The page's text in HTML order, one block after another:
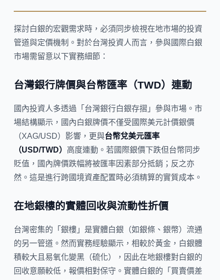
探討白銀的宏觀需求時，必須同步檢視在地市場的投資
管道與定價機制。對於台灣投資人而言，參與國際白銀
市場需留意以下實務細節：
台灣銀行牌價與台幣匯率（TWD）連動
國內投資人多透過「台灣銀行白銀存摺」參與市場。市
場結構顯示，國內白銀牌價不僅受國際美元計價銀價
（XAG/USD）影響，更與台幣兌美元匯率
（USD/TWD） 高度連動。若國際銀價下跌但台幣同步
貶值，國內牌價跌幅將被匯率因素部分抵銷；反之亦
然。這是進行跨國境資產配置時必須精算的實質成本。
在地銀樓的實體回收與流動性折價
台灣密集的「銀樓」是實體白銀（如銀條、銀幣）流通
的另一管道。然而實務經驗顯示，相較於黃金，白銀體
積較大且易氧化變黑（硫化），因此在地銀樓對白銀的
回收意願較低，報價相對保守。實體白銀的「買賣價差